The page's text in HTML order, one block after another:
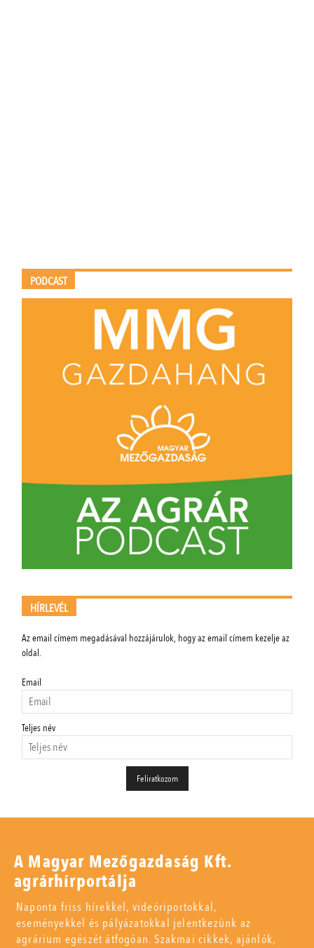
PODCAST
HÍRLEVÉL
Az email címem megadásával hozzájárulok, hogy az email címem kezelje az
oldal.
Email
Teljes név
A Magyar Mezőgazdaság Kft.
agrárhírportálja
Naponta friss hírekkel, videóriportokkal,
eseményekkel és pályázatokkal jelentkezünk az
agrárium egészét átfogóan. Szakmai cikkek, ajánlók,